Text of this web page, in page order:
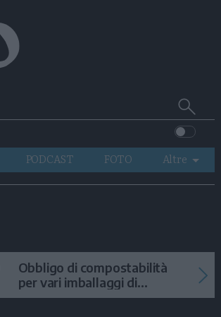
Cerca
su
Trentino
PODCAST FOTO
Altre
VIDEO
Obbligo di compostabilità
per vari imballaggi di
ortofrutta